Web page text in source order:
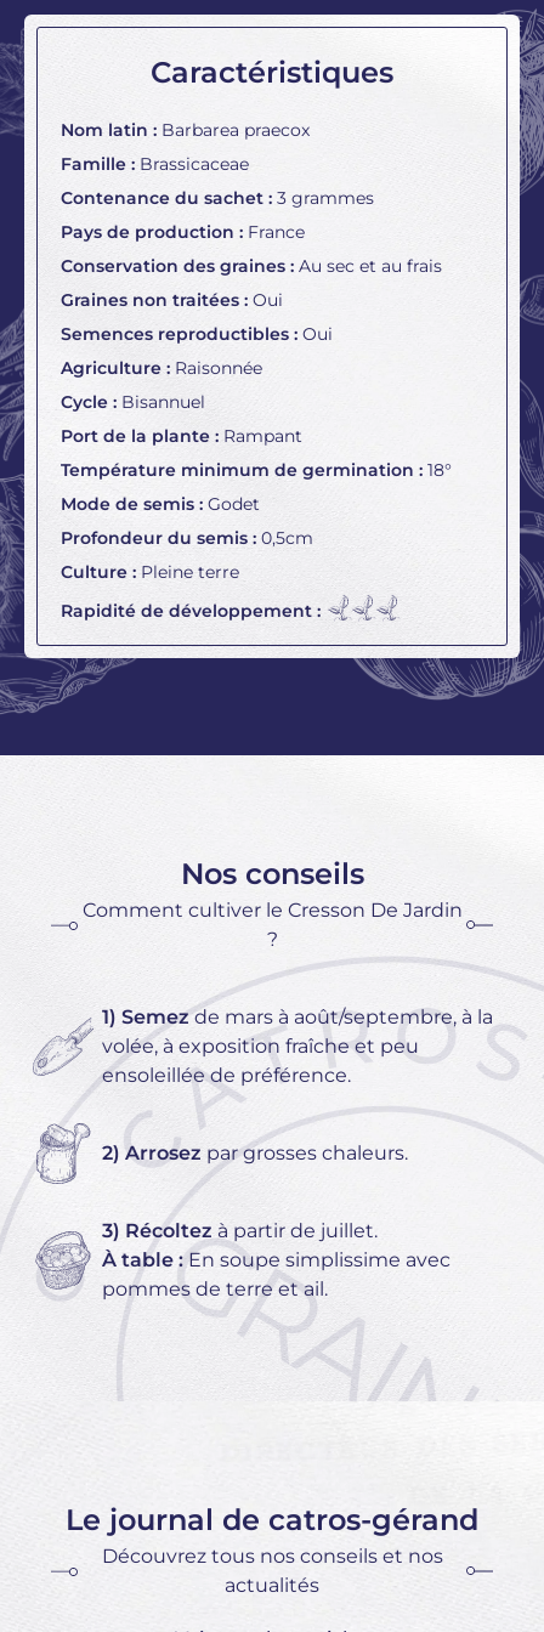
Caractéristiques
Nom latin : Barbarea praecox
Famille :Brassicaceae
Contenance du sachet : 3 grammes
Pays de production : France
Conservation des graines : Au sec et au frais
Graines non traitées : Oui
Semences reproductibles : Oui
Agriculture : Raisonnée
Cycle : Bisannuel
Port de la plante : Rampant
Température minimum de germination : 18°
Mode de semis : Godet
Profondeur du semis : 0,5cm
Culture : Pleine terre
Rapidité de développement :
Nos conseils
Comment cultiver le Cresson De Jardin
?
1) Semezde mars à août/septembre, à la
volée, à exposition fraîche et peu
ensoleillée de préférence.
2) Arrosez par grosses chaleurs.
3) Récoltez à partir de juillet.
À table :En soupe simplissime avec
pommes de terre et ail.
Le journal de catros-gérand
Découvrez tous nos conseils et nos
actualités